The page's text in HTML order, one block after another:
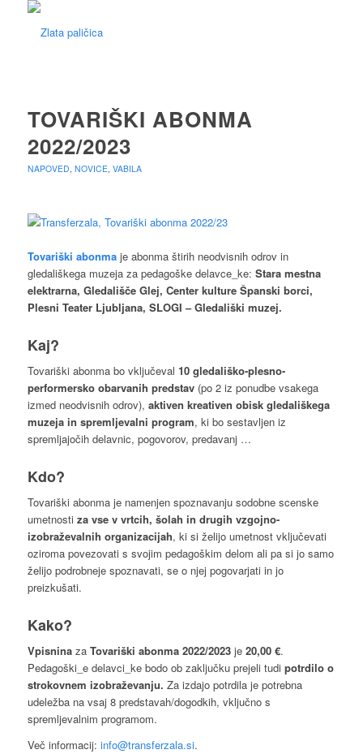
TOVARIŠKI ABONMA
2022/2023
NAPOVED, NOVICE, VABILA
Tovariški abonma je abonma štirih neodvisnih odrov in
gledališkega muzeja za pedagoške delavce_ke: Stara mestna
elektrarna, Gledališče Glej, Center kulture Španski borci,
Plesni Teater Ljubljana, SLOGI – Gledališki muzej.
Kaj?
Tovariški abonma bo vključeval 10 gledališko-plesno-
performersko obarvanih predstav(po 2 iz ponudbe vsakega
izmed neodvisnih odrov), aktiven kreativen obisk gledališkega
muzeja in spremljevalni program, ki bo sestavljen iz
spremljajočih delavnic, pogovorov, predavanj …
Kdo?
Tovariški abonma je namenjen spoznavanju sodobne scenske
umetnosti za vse v vrtcih, šolah in drugih vzgojno-
izobraževalnih organizacijah, ki si želijo umetnost vključevati
oziroma povezovati s svojim pedagoškim delom ali pa si jo samo
želijo podrobneje spoznavati, se o njej pogovarjati in jo
preizkušati.
Kako?
Vpisninaza Tovariški abonma 2022/2023je 20,00 €.
Pedagoški_e delavci_ke bodo ob zaključku prejeli tudi potrdilo o
strokovnem izobraževanju. Za izdajo potrdila je potrebna
udeležba na vsaj 8 predstavah/dogodkih, vključno s
spremljevalnim programom.
Več informacij: info@transferzala.si.